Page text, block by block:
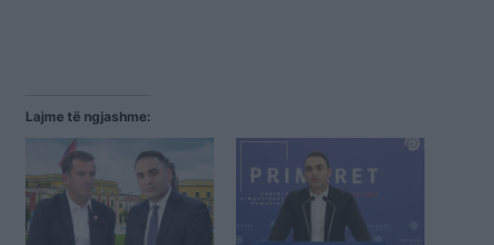
Lajme të ngjashme: